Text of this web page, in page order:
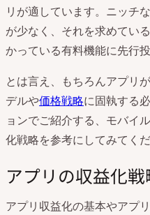
リが適しています。ニッチ
が少なく、それを求めてい
かっている有料機能に先行
とは言え、もちろんアプリ
デルや価格戦略に固執する
ョンでご紹介する、モバイ
化戦略を参考にしてみてくだ
アプリの収益化
アプリ収益化の基本やアプ